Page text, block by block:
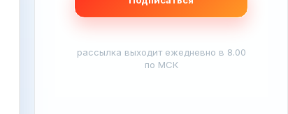
рассылка выходит ежедневно в 8.00
по МСК